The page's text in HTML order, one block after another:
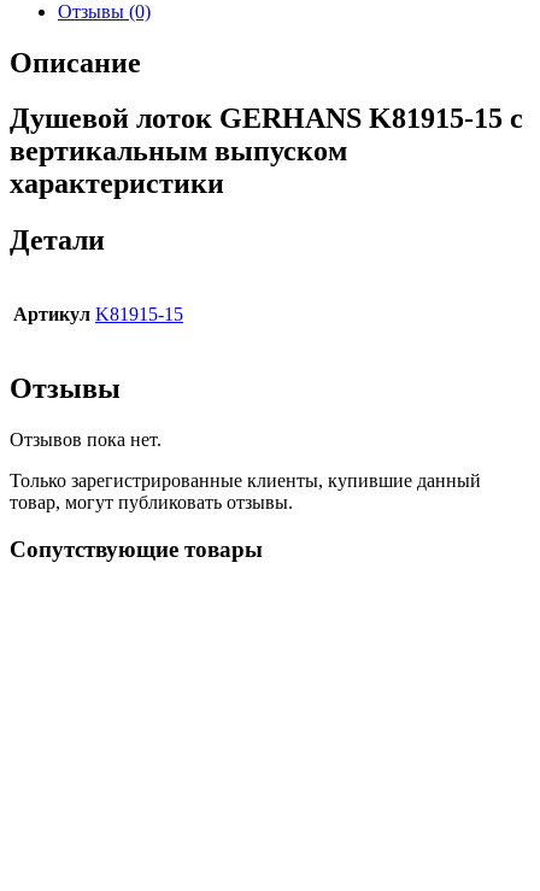
Отзывы (0)
Описание
Душевой лоток GERHANS K81915-15 с
вертикальным выпуском
характеристики
Детали
Артикул K81915-15
Отзывы
Отзывов пока нет.
Только зарегистрированные клиенты, купившие данный
товар, могут публиковать отзывы.
Сопутствующие товары